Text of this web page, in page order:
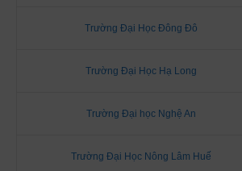
Trường Đại Học Đông Đô
Trường Đại Học Hạ Long
Trường Đại học Nghệ An
Trường Đại Học Nông Lâm Huế